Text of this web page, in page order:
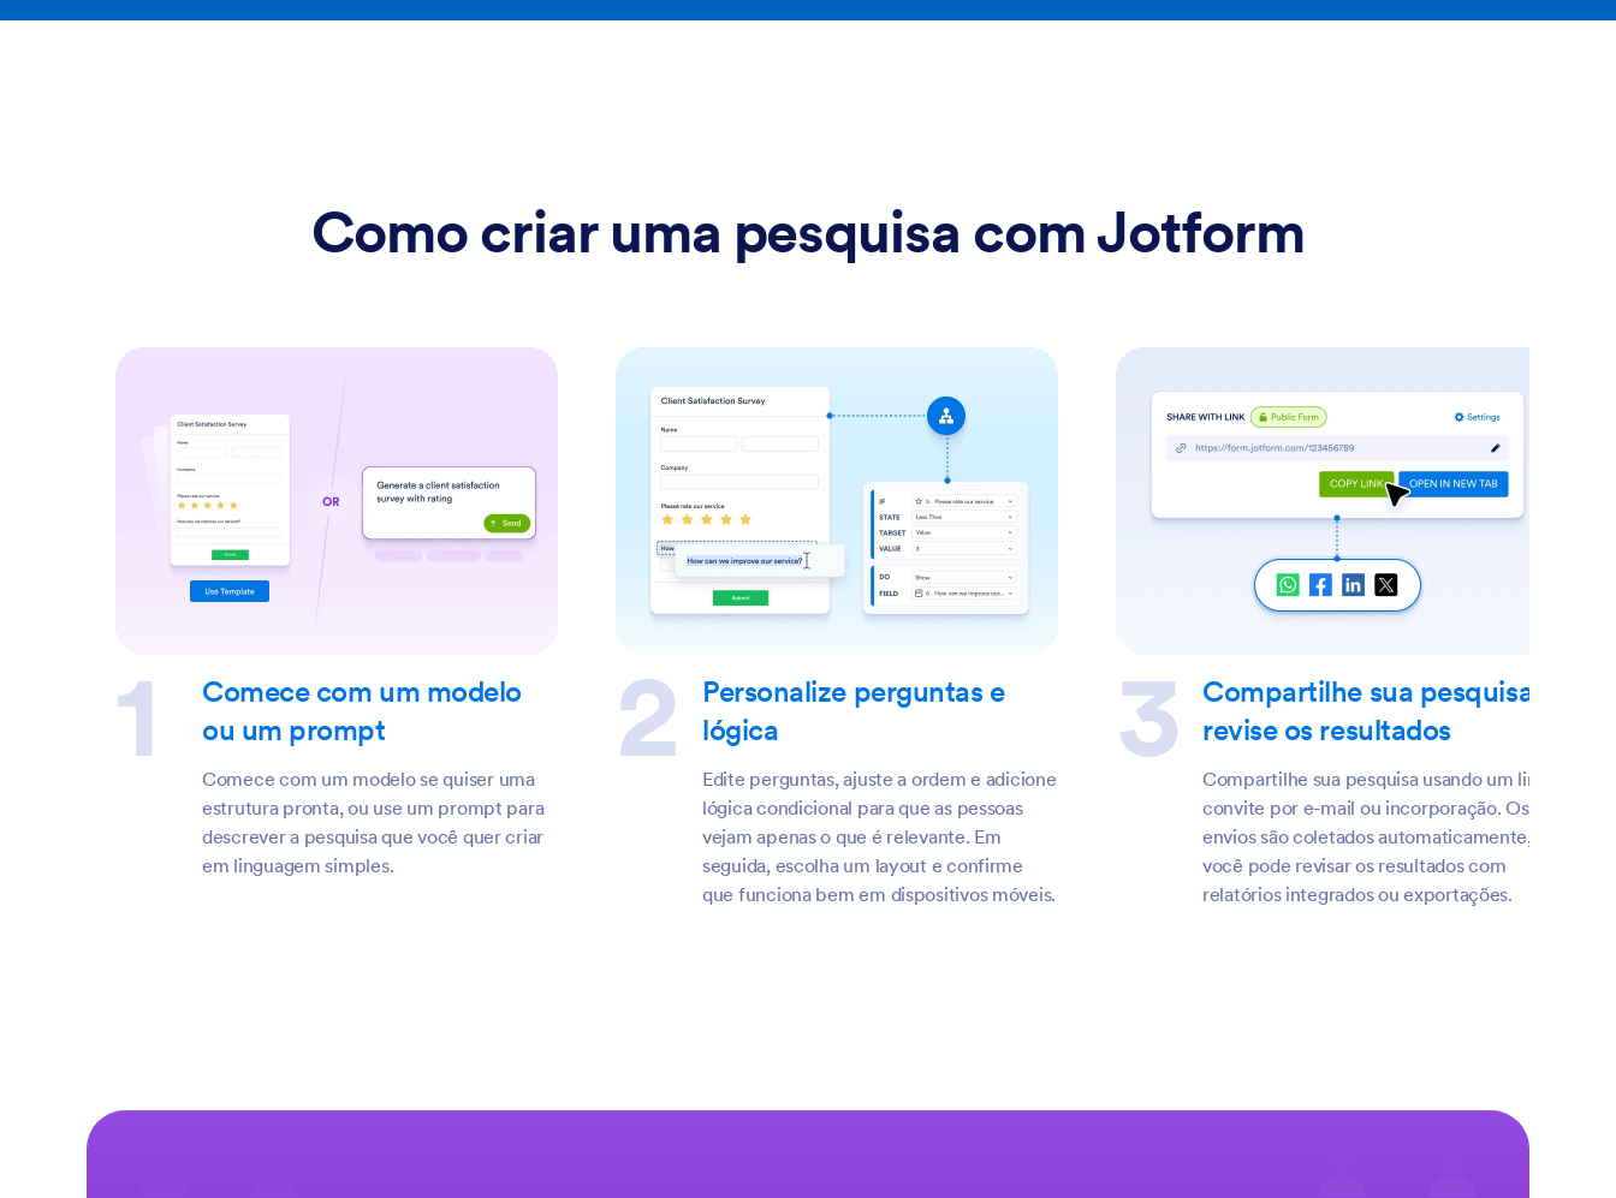
Como criar uma pesquisa com Jotform
Comece com um modelo
ou um prompt
Comece com um modelo se quiser uma
estrutura pronta, ou use um prompt para
descrever a pesquisa que você quer criar
em linguagem simples.
Personalize perguntas e
lógica
Edite perguntas, ajuste a ordem e adicione
lógica condicional para que as pessoas
vejam apenas o que é relevante. Em
seguida, escolha um layout e confirme
que funciona bem em dispositivos móveis.
Compartilhe sua pesquisa e
revise os resultados
Compartilhe sua pesquisa usando um link,
convite por e-mail ou incorporação. Os
envios são coletados automaticamente, e
você pode revisar os resultados com
relatórios integrados ou exportações.